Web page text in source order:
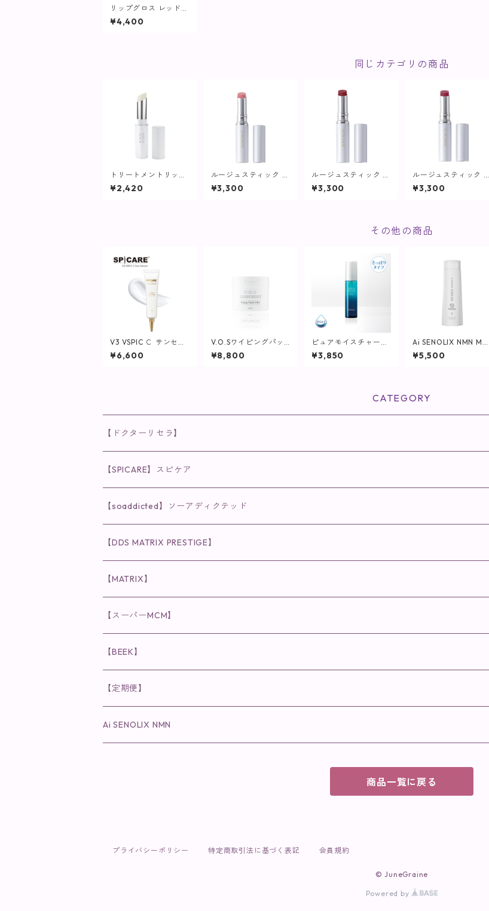
リップグロス レッドベ
ージュ【ヴィプラン
ツ】
¥4,400
同じカテゴリの商品
トリートメントリップ
【唇の美容液】
¥2,420
ルージュスティック ピ
ンクベージュ【ヴィプ
ランツ】
¥3,300
ルージュスティック レ
ッドブラウン【ヴィプ
ランツ】
¥3,300
ルージュスティック ロ
ーズレッド【ヴィプラ
ンツ】
¥3,300
その他の商品
V3 VSPIC Ｃ サンセラ
ム
¥6,600
V.O.Sワイピングパッ
チ SIRO(白)230ml(80
枚入り)【SPICARE】
¥8,800
ピュアモイスチャーウ
ォーター/ 60mL【化
粧水/さっぱりタイ
¥3,850
Ai SENOLIX NMN MR
マイクロリペア （トリ
ートメント）
¥5,500
CATEGORY
【ドクターリセラ】
◉AQUA VENUS
クレンジング・洗顔
化粧水
保湿ジェル・クリーム
ラディール
◉VI PLANTE
リキッド
ディフェンサー
メイク小物
◉ナチュリスティーアクレス
クレンジング
洗顔
◉インナーケア
食品
粒タイプ
◉cocochia
ヘナカラー
ヘアファンデーション
cocochiaお祝いギフトセット(包装あり)
◉美顔器
◉スペシャルケア
◉肌悩み
【SPICARE】スピケア
◉V3シリーズ
ファンデーション・ベース
クレンジング・洗顔
リップ
◉V3 VSPIC C Line
クレンジング・洗顔
化粧水
◉スピケアシリーズ
◉V.O.Sシリーズ
クレンジング・洗顔
化粧水
◉メンズシリーズ
クレンジング・洗顔
◉MESシリーズ
【soaddicted】ソーアディクテッド
ラッシュアディクト
まつ毛用美容液
眉毛用美容液
リップアディクト
唇用美容液
ヘアアディクト
【DDS MATRIX PRESTIGE】
スキンケアシリーズ
美容液
【MATRIX】
スキンケアシリーズ
美容液
洗顔
【スーパーMCM】
インナーケア
【BEEK】
インナーケア
【定期便】
Ai SENOLIX NMN
商品一覧に戻る
プライバシーポリシー 特定商取引法に基づく表記 会員規約
© JuneGraine
Powered by